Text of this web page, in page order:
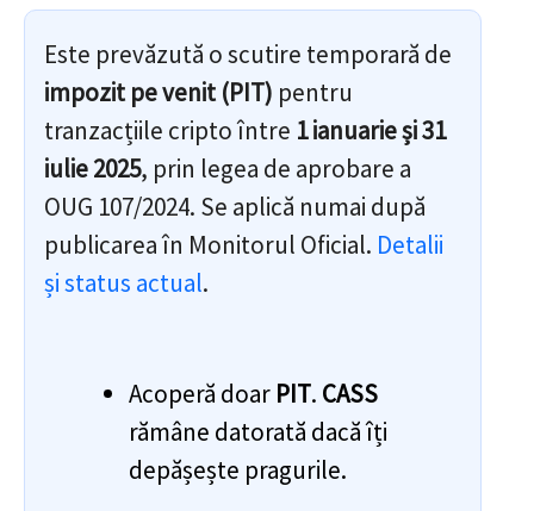
Este prevăzută o scutire temporară de
impozit pe venit (PIT) pentru
tranzacțiile cripto între 1 ianuarie și 31
iulie 2025, prin legea de aprobare a
OUG 107/2024. Se aplică numai după
publicarea în Monitorul Oficial. Detalii
și status actual.
Acoperă doar PIT. CASS
rămâne datorată dacă îți
depășește pragurile.